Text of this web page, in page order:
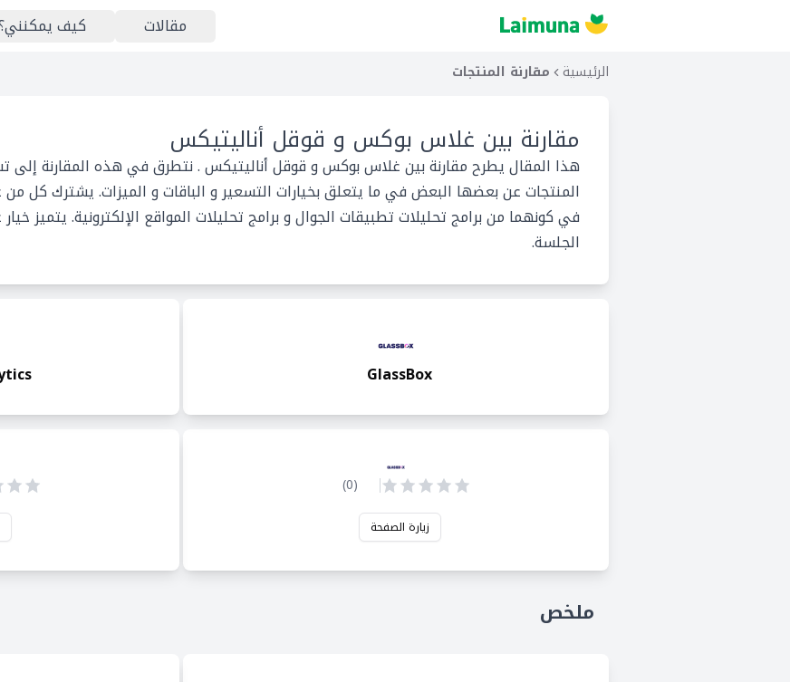
مقالات كيف
الرئيسية مقارنة المنتجات
مقارنة بين غلاس بوكس و قوقل أناليتيكس
هذا المقال يطرح مقارنة بين غلاس بوكس و قوقل أناليتيكس . نتطرق في هذه المقارنة إلى
المنتجات عن بعضها البعض في ما يتعلق بخيارات التسعير و الباقات و الميزات. يشترك كل
في كونهما من برامج تحليلات تطبيقات الجوال و برامج تحليلات المواقع الإلكترونية. يتميز
الجلسة.
GlassBox
(
0
)
زيارة الصفحة
ملخص